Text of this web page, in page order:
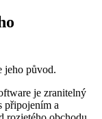
jeho původ.
je zranitelný
připojením a